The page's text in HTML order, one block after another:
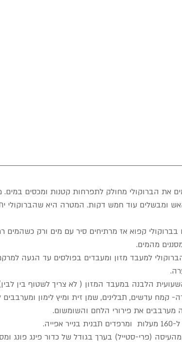
את הברוקולי מחולק לתפרחות קטנות ומכסים
ומבשלים עוד חמש דקות. המטרה היא שהברוקולי
מהמים.
למעבד מזון ומעבדים בפולסים עד הגעה
הלבנה במעבד המזון ( לא צריך לשטוף בין
קמח עדשים, תבלינים, שמן זית ומיץ לימון
מערבבים את פירורי הלחם והשומשום.
אפייה.
(פרי-סטייל) בערך בגודל של כדור פינג פונג